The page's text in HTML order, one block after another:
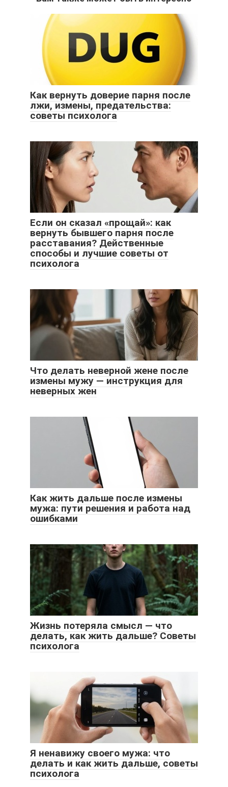
Как вернуть доверие парня после
лжи, измены, предательства:
советы психолога
Если он сказал «прощай»: как
вернуть бывшего парня после
расставания? Действенные
способы и лучшие советы от
психолога
Что делать неверной жене после
измены мужу — инструкция для
неверных жен
Как жить дальше после измены
мужа: пути решения и работа над
ошибками
Жизнь потеряла смысл — что
делать, как жить дальше? Советы
психолога
Я ненавижу своего мужа: что
делать и как жить дальше, советы
психолога